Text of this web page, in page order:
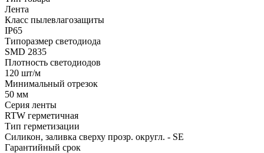
Лента
Класс пылевлагозащиты
IP65
Типоразмер светодиода
SMD 2835
Плотность светодиодов
120 шт/м
Минимальный отрезок
50 мм
Серия ленты
RTW герметичная
Тип герметизации
Силикон, заливка сверху прозр. округл. - SE
Гарантийный срок